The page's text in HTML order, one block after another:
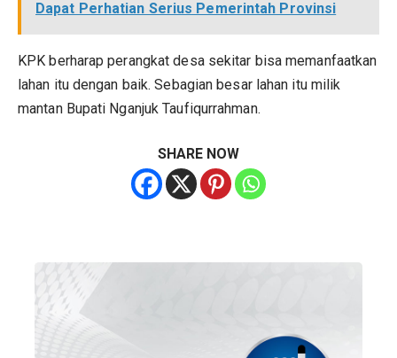
Dapat Perhatian Serius Pemerintah Provinsi
KPK berharap perangkat desa sekitar bisa memanfaatkan
lahan itu dengan baik. Sebagian besar lahan itu milik
mantan Bupati Nganjuk Taufiqurrahman.
SHARE NOW